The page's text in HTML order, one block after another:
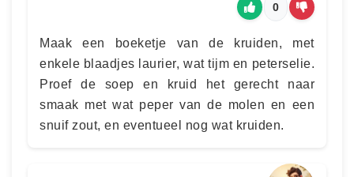
0
Maak een boeketje van de kruiden, met
enkele blaadjes laurier, wat tijm en peterselie.
Proef de soep en kruid het gerecht naar
smaak met wat peper van de molen en een
snuif zout, en eventueel nog wat kruiden.